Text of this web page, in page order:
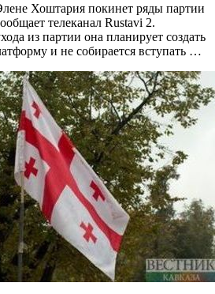
Хоштария покинет ряды партии
телеканал Rustavi 2.
из партии она планирует создать
и не собирается вступать …